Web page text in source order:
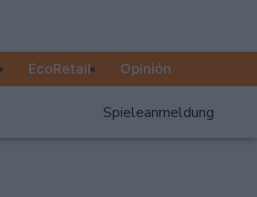
EcoRetail Opinión
Spieleanmeldung